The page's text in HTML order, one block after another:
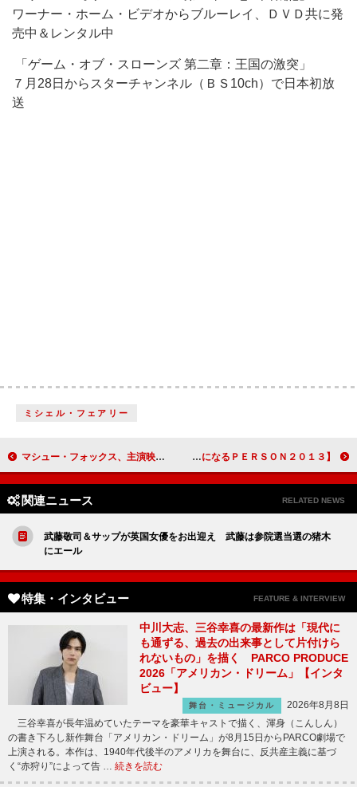
ワーナー・ホーム・ビデオからブルーレイ、ＤＶＤ共に発
売中＆レンタル中
「ゲーム・オブ・スローンズ 第二章：王国の激突」
７月28日からスターチャンネル（ＢＳ10ch）で日本初放
送
ミシェル・フェアリー
マシュー・フォックス、主演映画『終戦のエンペラー』を語る 「映画の持つ凝縮された緊張感がたまらない」 【気になるＰＥＲＳＯＮ２０１３】竜星涼 ドラマ「獣電戦隊キョウリュウジャー」
関連ニュース RELATED NEWS
武藤敬司＆サップが英国女優をお出迎え 武藤は参院選当選の猪木
にエール
特集・インタビュー FEATURE & INTERVIEW
中川大志、三谷幸喜の最新作は「現代に
も通ずる、過去の出来事として片付けら
れないもの」を描く PARCO PRODUCE
2026「アメリカン・ドリーム」【インタ
ビュー】
舞台・ミュージカル
2026年8月8日
三谷幸喜が長年温めていたテーマを豪華キャストで描く、渾身（こんしん）
の書き下ろし新作舞台「アメリカン・ドリーム」が8月15日からPARCO劇場で
上演される。本作は、1940年代後半のアメリカを舞台に、反共産主義に基づ
く“赤狩り”によって告 … 続きを読む